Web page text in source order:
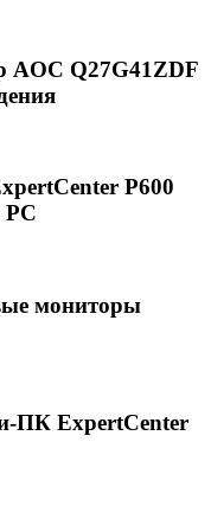
AOC Q27G41ZDF
P600
PC
мониторы
ПК ExpertCenter